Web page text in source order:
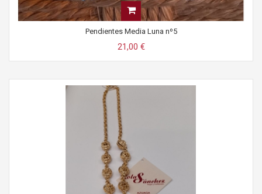
Pendientes Media Luna nº5
21,00 €